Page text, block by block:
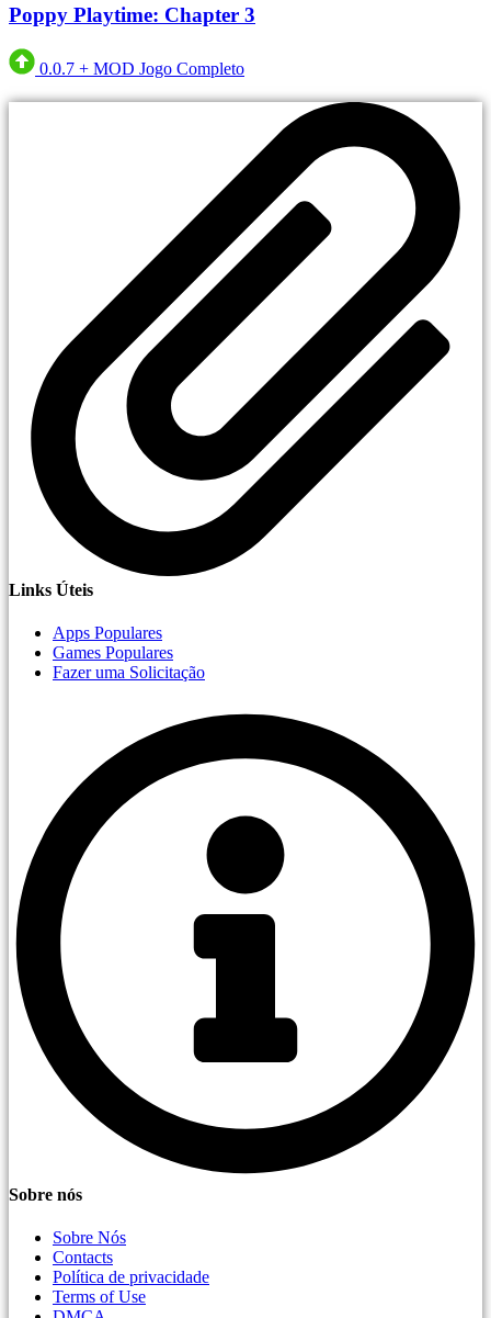
Poppy Playtime: Chapter 3
0.0.7 + MOD Jogo Completo
Links Úteis
Apps Populares
Games Populares
Fazer uma Solicitação
Sobre nós
Sobre Nós
Contacts
Política de privacidade
Terms of Use